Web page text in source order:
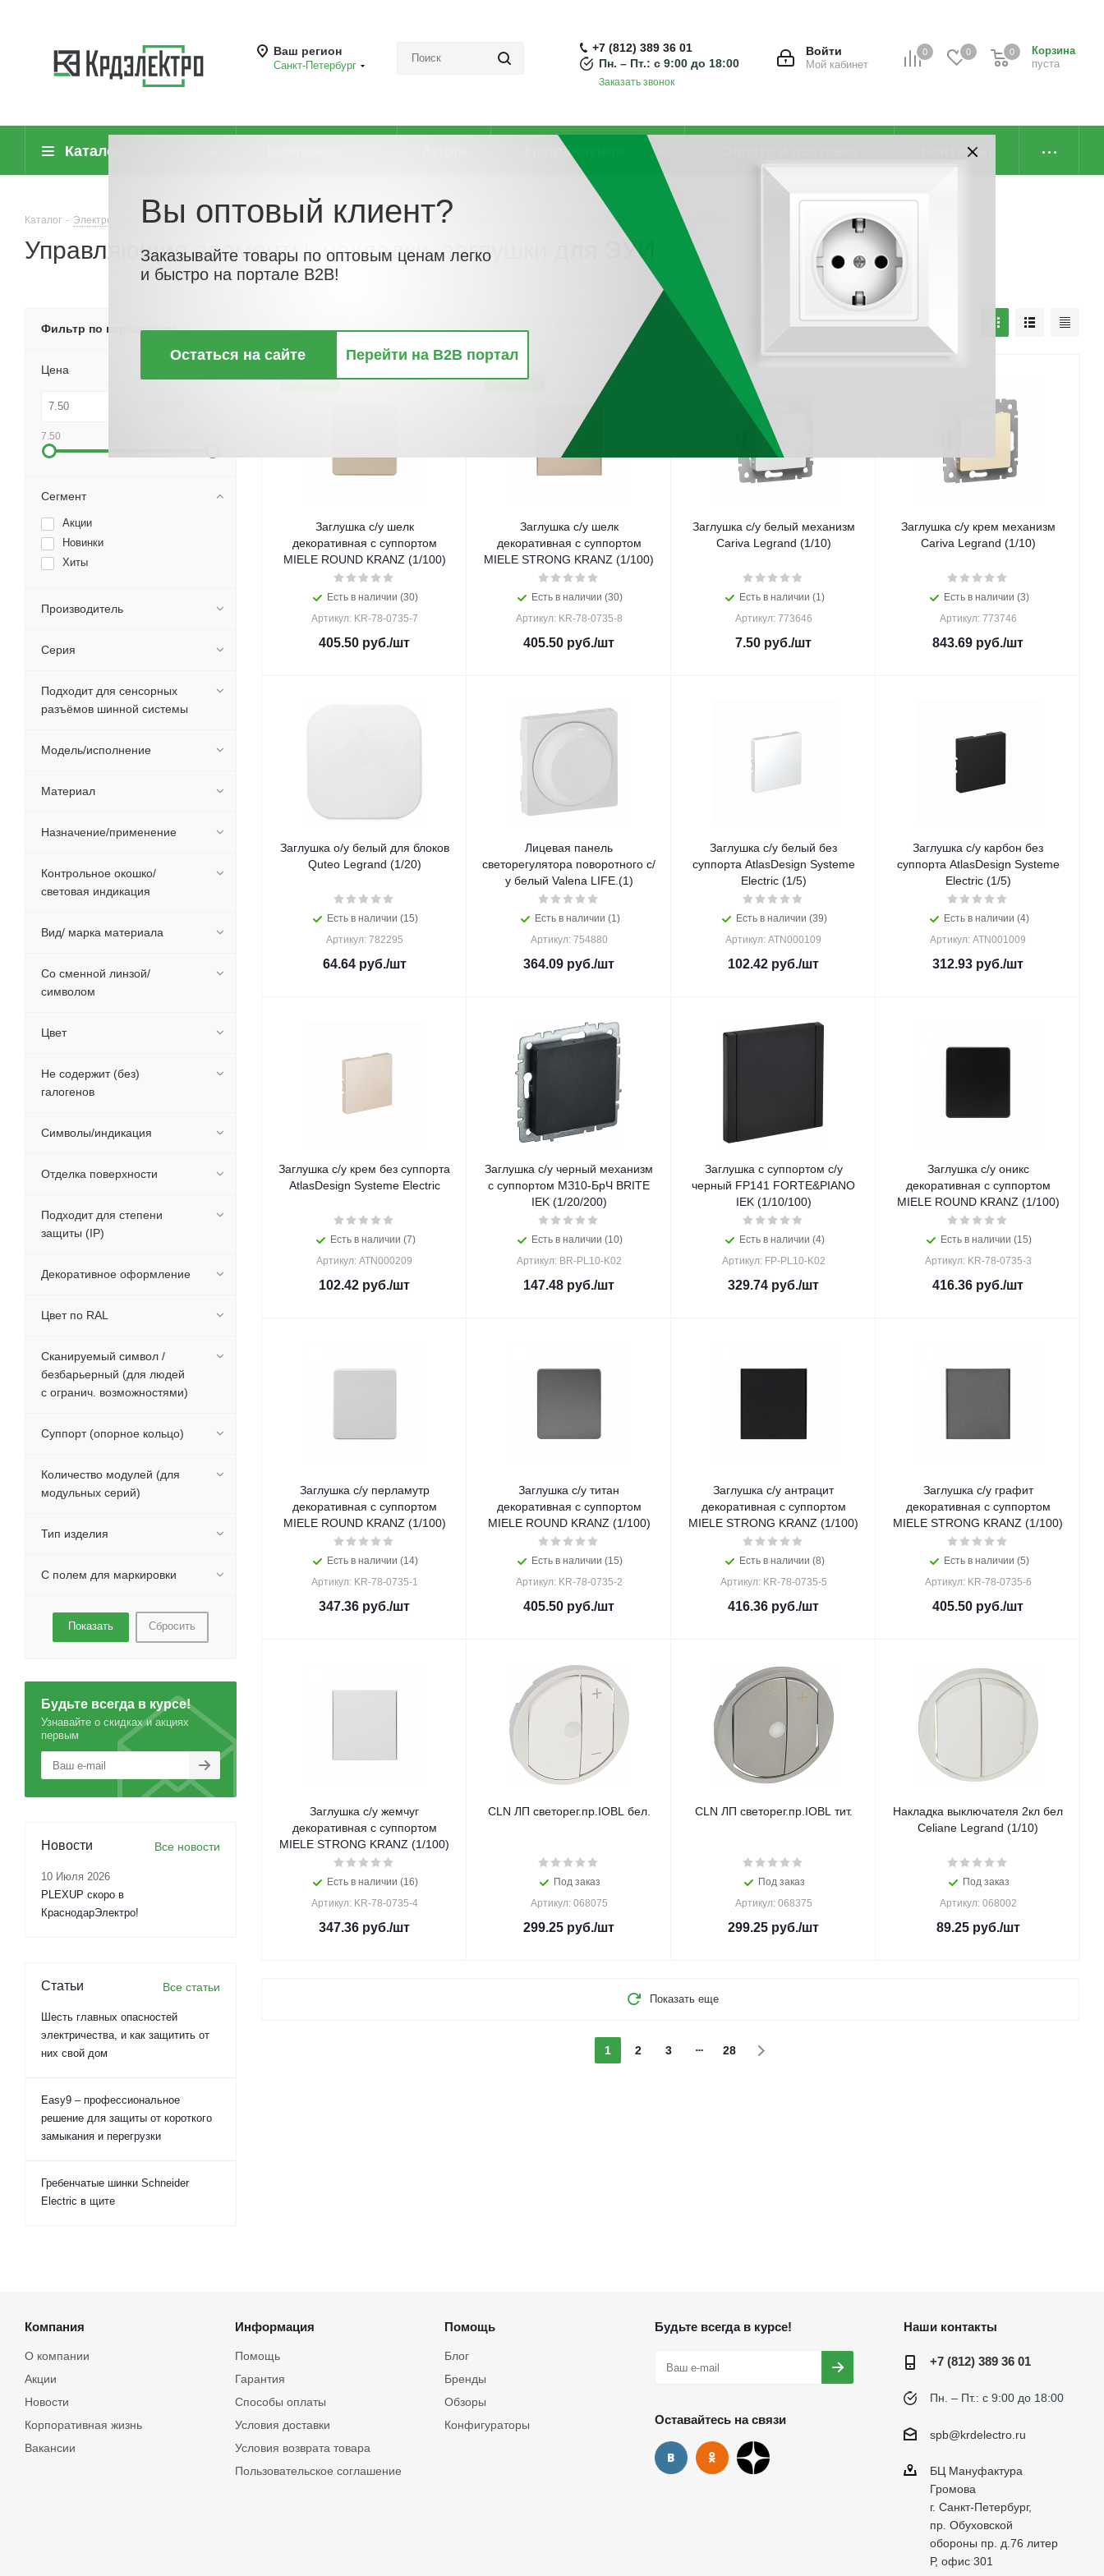
Ваш регион
Санкт-Петербург
0 0
Корзина
пуста
0
Войти
Мой кабинет
+7 (812) 389 36 01
Пн. – Пт.: с 9:00 до 18:00
Заказать звонок
Каталог Направления Контакты
Каталог - Электроустановочные изделия - Выключатели, переключатели и диммеры Управляющие элементы, накладки, заглушки для ЭУИ
Управляющие элементы, накладки, заглушки для ЭУИ
По цене По наличию
НОВИНКА
Заглушка с/у шелк
декоративная с суппортом
MIELE ROUND KRANZ (1/100)
Есть в наличии (30)
Артикул: KR-78-0735-7
405.50 руб./шт
НОВИНКА
Заглушка с/у шелк
декоративная с суппортом
MIELE STRONG KRANZ (1/100)
Есть в наличии (30)
Артикул: KR-78-0735-8
405.50 руб./шт
Заглушка с/у белый механизм
Cariva Legrand (1/10)
Есть в наличии (1)
Артикул: 773646
7.50 руб./шт
Заглушка с/у крем механизм
Cariva Legrand (1/10)
Есть в наличии (3)
Артикул: 773746
843.69 руб./шт
Заглушка о/у белый для блоков
Quteo Legrand (1/20)
Есть в наличии (15)
Артикул: 782295
64.64руб./шт
Лицевая панель
светорегулятора поворотного с/
у белый Valena LIFE.(1)
Есть в наличии (1)
Артикул: 754880
364.09 руб./шт
Заглушка с/у белый без
суппорта AtlasDesign Systeme
Electric (1/5)
Есть в наличии (39)
Артикул: ATN000109
102.42 руб./шт
Заглушка с/у карбон без
суппорта AtlasDesign Systeme
Electric (1/5)
Есть в наличии (4)
Артикул: ATN001009
312.93 руб./шт
Заглушка с/у крем без суппорта
AtlasDesign Systeme Electric
Есть в наличии (7)
Артикул: ATN000209
102.42 руб./шт
Заглушка с/у черный механизм
c суппортом МЗ10-БрЧ BRITE
IEK (1/20/200)
Есть в наличии (10)
Артикул: BR-PL10-K02
147.48 руб./шт
Заглушка с суппортом с/у
черный FP141 FORTE&PIANO
IEK (1/10/100)
Есть в наличии (4)
Артикул: FP-PL10-K02
329.74 руб./шт
Заглушка с/у оникс
декоративная с суппортом
MIELE ROUND KRANZ (1/100)
Есть в наличии (15)
Артикул: KR-78-0735-3
416.36 руб./шт
Заглушка с/у перламутр
декоративная с суппортом
MIELE ROUND KRANZ (1/100)
Есть в наличии (14)
Артикул: KR-78-0735-1
347.36 руб./шт
Заглушка с/у титан
декоративная с суппортом
MIELE ROUND KRANZ (1/100)
Есть в наличии (15)
Артикул: KR-78-0735-2
405.50 руб./шт
Заглушка с/у антрацит
декоративная с суппортом
MIELE STRONG KRANZ (1/100)
Есть в наличии (8)
Артикул: KR-78-0735-5
416.36 руб./шт
Заглушка с/у графит
декоративная с суппортом
MIELE STRONG KRANZ (1/100)
Есть в наличии (5)
Артикул: KR-78-0735-6
405.50 руб./шт
Заглушка с/у жемчуг
декоративная с суппортом
MIELE STRONG KRANZ (1/100)
Есть в наличии (16)
Артикул: KR-78-0735-4
347.36 руб./шт
CLN ЛП светорег.пр.IOBL бел.
Под заказ
Артикул: 068075
299.25 руб./шт
CLN ЛП светорег.пр.IOBL тит.
Под заказ
Артикул: 068375
299.25 руб./шт
Накладка выключателя 2кл бел
Celiane Legrand (1/10)
Под заказ
Артикул: 068002
89.25руб./шт
Показать еще
1 2 3 28
Фильтр по параметрам
Цена
7.50
Сегмент
Акции
Новинки
Хиты
Производитель
Серия
Подходит для сенсорных
разъёмов шинной системы
Модель/исполнение
Материал
Назначение/применение
Контрольное окошко/
световая индикация
Вид/ марка материала
Со сменной линзой/
символом
Цвет
Не содержит (без)
галогенов
Символы/индикация
Отделка поверхности
Подходит для степени
защиты (IP)
Декоративное оформление
Цвет по RAL
Сканируемый символ /
безбарьерный (для людей
с огранич. возможностями)
Суппорт (опорное кольцо)
Количество модулей (для
модульных серий)
Тип изделия
С полем для маркировки
Сбросить
Будьте всегда в курсе!
Узнавайте о скидках и акциях
первым
Новости Все новости
10 Июля 2026
PLEXUP скоро в
КраснодарЭлектро!
Статьи Все статьи
Шесть главных опасностей
электричества, и как защитить от
них свой дом
Easy9 – профессиональное
решение для защиты от короткого
замыкания и перегрузки
Гребенчатые шинки Schneider
Electric в щите
Компания
О компании
Акции
Новости
Корпоративная жизнь
Вакансии
Информация
Помощь
Гарантия
Способы оплаты
Условия доставки
Условия возврата товара
Пользовательское соглашение
Помощь
Блог
Бренды
Обзоры
Конфигураторы
Будьте всегда в курсе!
Оставайтесь на связи
Наши контакты
+7 (812) 389 36 01
Пн. – Пт.: с 9:00 до 18:00
spb@krdelectro.ru
БЦ Мануфактура
Громова
г. Санкт-Петербург,
пр. Обуховской
обороны пр. д.76 литер
Р, офис 301
Вы оптовый клиент?
Заказывайте товары по оптовым ценам легко
и быстро на портале B2B!
Остаться на сайте Перейти на B2B портал